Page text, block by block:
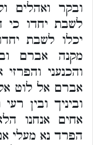
ובקר ואהלים
לשבת יחדו כי
יכלו לשבת
מקנה אברם
והכנעני
אברם אל לוט
וביניך ובין
אחים אנחנו
הפרד נא מעלי